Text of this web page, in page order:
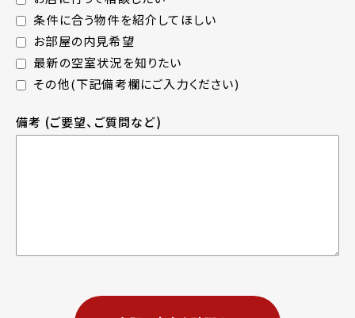
条件に合う物件を紹介してほしい
お部屋の内見希望
最新の空室状況を知りたい
その他(下記備考欄にご入力ください)
備考 (ご要望、ご質問など)